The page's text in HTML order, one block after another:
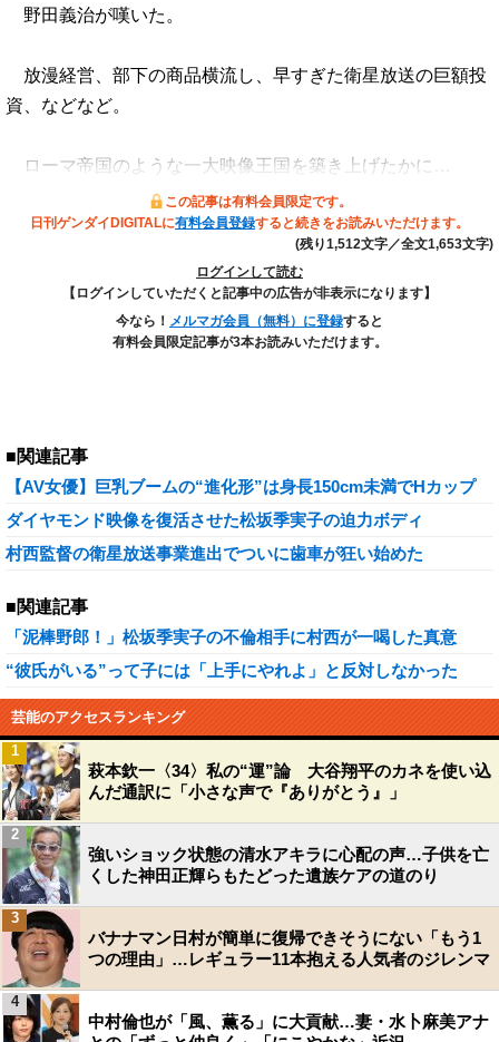
野田義治が嘆いた。
放漫経営、部下の商品横流し、早すぎた衛星放送の巨額投
資、などなど。
ローマ帝国のような一大映像王国を築き上げたかに…
この記事は有料会員限定です。
日刊ゲンダイDIGITALに有料会員登録すると続きをお読みいただけます。
(残り1,512文字／全文1,653文字)
ログインして読む
【ログインしていただくと記事中の広告が非表示になります】
今なら！ メルマガ会員（無料）に登録すると
有料会員限定記事が3本お読みいただけます。
■関連記事
【AV女優】巨乳ブームの“進化形”は身長150cm未満でHカップ
ダイヤモンド映像を復活させた松坂季実子の迫力ボディ
村西監督の衛星放送事業進出でついに歯車が狂い始めた
■関連記事
「泥棒野郎！」松坂季実子の不倫相手に村西が一喝した真意
“彼氏がいる”って子には「上手にやれよ」と反対しなかった
芸能のアクセスランキング
萩本欽一〈34〉私の“運”論 大谷翔平のカネを使い込
んだ通訳に「小さな声で『ありがとう』」
1
強いショック状態の清水アキラに心配の声…子供を亡
くした神田正輝らもたどった遺族ケアの道のり
2
バナナマン日村が簡単に復帰できそうにない「もう1
つの理由」…レギュラー11本抱える人気者のジレンマ
3
中村倫也が「風、薫る」に大貢献…妻・水卜麻美アナ
4